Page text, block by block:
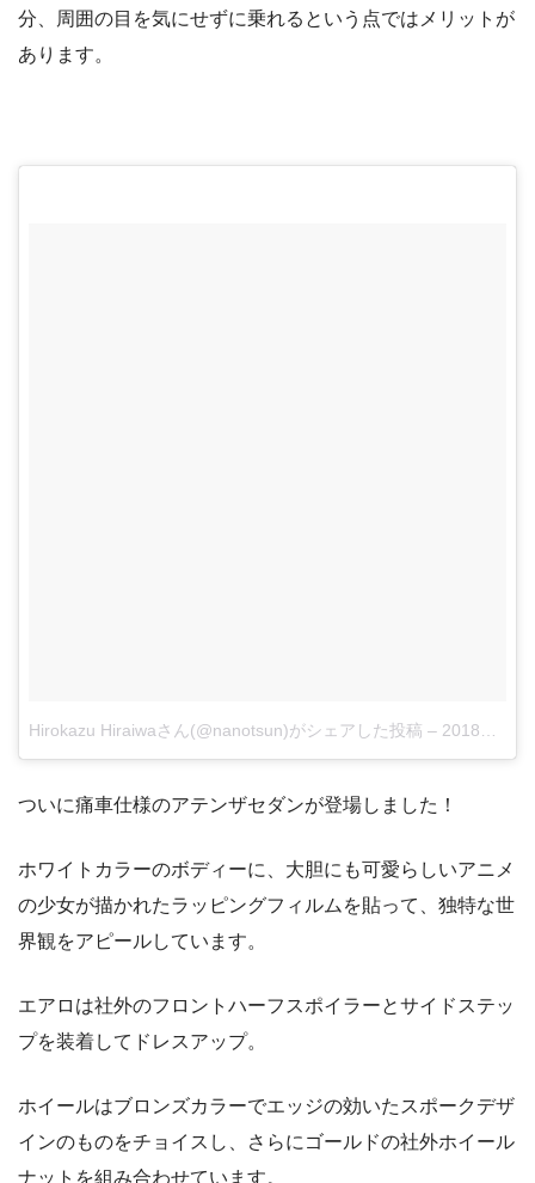
分、周囲の目を気にせずに乗れるという点ではメリットが
あります。
Hirokazu Hiraiwaさん(@nanotsun)がシェアした投稿 – 2018年 3月月24日午前2時00分PDT
ついに痛車仕様のアテンザセダンが登場しました！
ホワイトカラーのボディーに、大胆にも可愛らしいアニメ
の少女が描かれたラッピングフィルムを貼って、独特な世
界観をアピールしています。
エアロは社外のフロントハーフスポイラーとサイドステッ
プを装着してドレスアップ。
ホイールはブロンズカラーでエッジの効いたスポークデザ
インのものをチョイスし、さらにゴールドの社外ホイール
ナットを組み合わせています。